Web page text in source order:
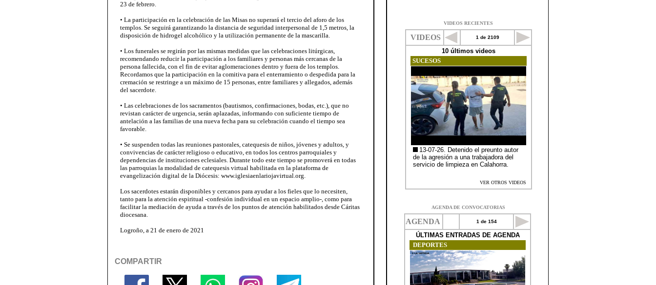
23 de febrero.
• La participación en la celebración de las Misas no superará el tercio del aforo de los
templos. Se seguirá garantizando la distancia de seguridad interpersonal de 1,5 metros, la
disposición de hidrogel alcohólico y la utilización permanente de la mascarilla.
• Los funerales se regirán por las mismas medidas que las celebraciones litúrgicas,
recomendando reducir la participación a los familiares y personas más cercanas de la
persona fallecida, con el fin de evitar aglomeraciones dentro y fuera de los templos.
Recordamos que la participación en la comitiva para el enterramiento o despedida para la
cremación se restringe a un máximo de 15 personas, entre familiares y allegados, además
del sacerdote.
• Las celebraciones de los sacramentos (bautismos, confirmaciones, bodas, etc.), que no
revistan carácter de urgencia, serán aplazadas, informando con suficiente tiempo de
antelación a las familias de una nueva fecha para su celebración cuando el tiempo sea
favorable.
• Se suspenden todas las reuniones pastorales, catequesis de niños, jóvenes y adultos, y
convivencias de carácter religioso o educativo, en todos los centros parroquiales y
dependencias de instituciones eclesiales. Durante todo este tiempo se promoverá en todas
las parroquias la modalidad de catequesis virtual habilitada en la plataforma de
evangelización digital de la Diócesis: www.iglesiaenlariojavirtual.org.
Los sacerdotes estarán disponibles y cercanos para ayudar a los fieles que lo necesiten,
tanto para la atención espiritual -confesión individual en un espacio amplio-, como para
facilitar la mediación de ayuda a través de los puntos de atención habilitados desde Cáritas
diocesana.
Logroño, a 21 de enero de 2021
COMPARTIR
VIDEOS RECIENTES
AGENDA DE CONVOCATORIAS